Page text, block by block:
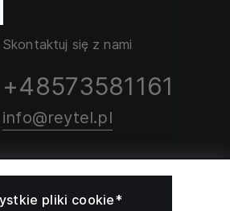
Skontaktuj się z nami
+48573581161
info@reytel.pl
Skontaktuj się z nami:
pliki cookie*